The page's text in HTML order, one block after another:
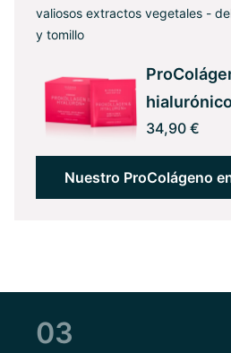
valiosos extractos vegetales -
y tomillo
34,90 €
Nuestro ProColágeno
03